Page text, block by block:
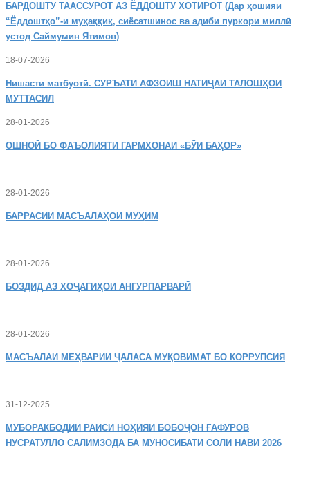
БАРДОШТУ ТААССУРОТ АЗ ЁДДОШТУ ХОТИРОТ (Дар ҳошияи
“Ёддоштҳо”-и муҳаққиқ, сиёсатшинос ва адиби пуркори миллӣ
устод Саймумин Ятимов)
18-07-2026
Нишасти матбуотӣ. СУРЪАТИ АФЗОИШ НАТИҶАИ ТАЛОШҲОИ
МУТТАСИЛ
28-01-2026
ОШНОӢ БО ФАЪОЛИЯТИ ГАРМХОНАИ «БӮИ БАҲОР»
28-01-2026
БАРРАСИИ МАСЪАЛАҲОИ МУҲИМ
28-01-2026
БОЗДИД АЗ ХОҶАГИҲОИ АНГУРПАРВАРӢ
28-01-2026
МАСЪАЛАИ МЕҲВАРИИ ҶАЛАСА МУҚОВИМАТ БО КОРРУПСИЯ
31-12-2025
МУБОРАКБОДИИ РАИСИ НОҲИЯИ БОБОҶОН ҒАФУРОВ
НУСРАТУЛЛО САЛИМЗОДА БА МУНОСИБАТИ СОЛИ НАВИ 2026